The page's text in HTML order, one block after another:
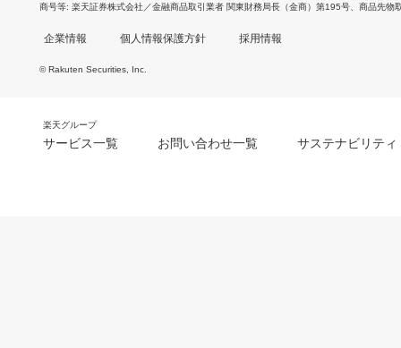
商号等 楽天証券株式会社／金融商品取引業者 関東財務局長（金商）第195号、商品先物
企業情報 個人情報保護方針 採用情報
© Rakuten Securities, Inc.
楽天グループ
サービス一覧 お問い合わせ一覧 サステナビリティ